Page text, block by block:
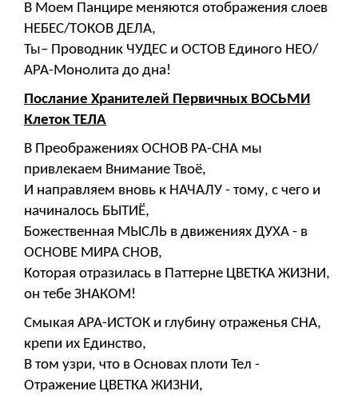
В Моем Панцире меняются отображения слоев
НЕБЕС/ТОКОВ ДЕЛА,
Ты– Проводник ЧУДЕС и ОСТОВ Единого НЕО/
АРА-Монолита до дна!
Послание Хранителей Первичных ВОСЬМИ
Клеток ТЕЛА
В Преображениях ОСНОВ РА-СНА мы
привлекаем Внимание Твоё,
И направляем вновь к НАЧАЛУ - тому, с чего и
начиналось БЫТИЁ,
Божественная МЫСЛЬ в движениях ДУХА - в
ОСНОВЕ МИРА СНОВ,
Которая отразилась в Паттерне ЦВЕТКА ЖИЗНИ,
он тебе ЗНАКОМ!
Смыкая АРА-ИСТОК и глубину отраженья СНА,
крепи их Единство,
В том узри, что в Основах плоти Тел -
Отражение ЦВЕТКА ЖИЗНИ,